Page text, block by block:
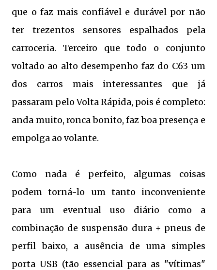
que o faz mais confiável e durável por não
ter trezentos sensores espalhados pela
carroceria. Terceiro que todo o conjunto
voltado ao alto desempenho faz do C63 um
dos carros mais interessantes que já
passaram pelo Volta Rápida, pois é completo:
anda muito, ronca bonito, faz boa presença e
empolga ao volante.
Como nada é perfeito, algumas coisas
podem torná-lo um tanto inconveniente
para um eventual uso diário como a
combinação de suspensão dura + pneus de
perfil baixo, a ausência de uma simples
porta USB (tão essencial para as "vítimas"